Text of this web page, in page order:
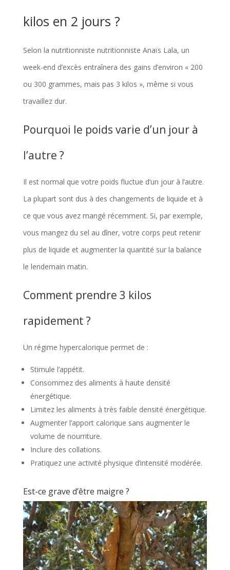
kilos en 2 jours ?
Selon la nutritionniste nutritionniste Anaïs Lala, un
week-end d’excès entraînera des gains d’environ « 200
ou 300 grammes, mais pas 3 kilos », même si vous
travaillez dur.
Pourquoi le poids varie d’un jour à
l’autre ?
Il est normal que votre poids fluctue d’un jour à l’autre.
La plupart sont dus à des changements de liquide et à
ce que vous avez mangé récemment. Si, par exemple,
vous mangez du sel au dîner, votre corps peut retenir
plus de liquide et augmenter la quantité sur la balance
le lendemain matin.
Comment prendre 3 kilos
rapidement ?
Un régime hypercalorique permet de :
Stimule l’appétit.
Consommez des aliments à haute densité
énergétique.
Limitez les aliments à très faible densité énergétique.
Augmenter l’apport calorique sans augmenter le
volume de nourriture.
Inclure des collations.
Pratiquez une activité physique d’intensité modérée.
Est-ce grave d’être maigre ?